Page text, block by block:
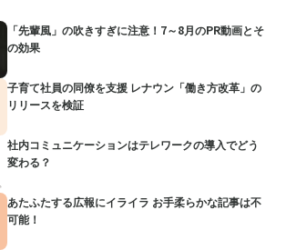
「先輩風」の吹きすぎに注意！7～8月のPR動画とそ
の効果
子育て社員の同僚を支援 レナウン「働き方改革」の
リリースを検証
社内コミュニケーションはテレワークの導入でどう
変わる？
あたふたする広報にイライラ お手柔らかな記事は不
可能！